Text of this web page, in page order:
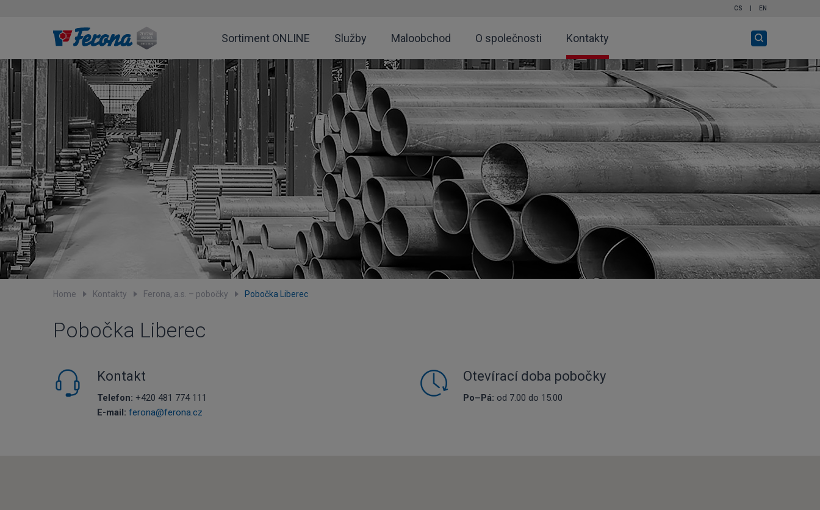
CS EN
Sortiment ONLINE Služby Maloobchod O společnosti Kontakty
vyhledávání
Home Kontakty Ferona, a.s. – pobočky Pobočka Liberec
Pobočka Liberec
Kontakt
Telefon: +420 481 774 111
E-mail: ferona@ferona.cz
Otevírací doba pobočky
Po–Pá: od 7.00 do 15.00